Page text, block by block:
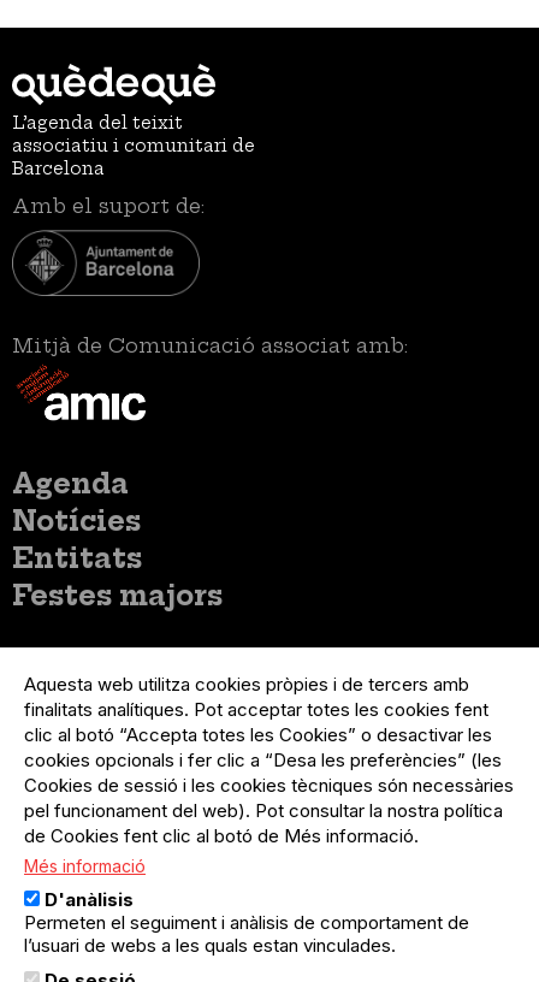
L’agenda del teixit
associatiu i comunitari de
Barcelona
Amb el suport de:
Mitjà de Comunicació associat amb:
Menú
principal
Agenda
Notícies
Entitats
Festes majors
del
compte
d'usuari
Menú
usuari
no
loggat
Registre organització
Menú
Peu
Sobre el projecte
Preguntes freqüents
Contacte
Menú
Legal
Política de privacitat
Avís legal
Política de cookies
Aquesta web utilitza cookies pròpies i de tercers amb
finalitats analítiques. Pot acceptar totes les cookies fent
clic al botó “Accepta totes les Cookies” o desactivar les
cookies opcionals i fer clic a “Desa les preferències” (les
Cookies de sessió i les cookies tècniques són necessàries
pel funcionament del web). Pot consultar la nostra política
de Cookies fent clic al botó de Més informació.
Més informació
D'anàlisis
Permeten el seguiment i anàlisis de comportament de
l’usuari de webs a les quals estan vinculades.